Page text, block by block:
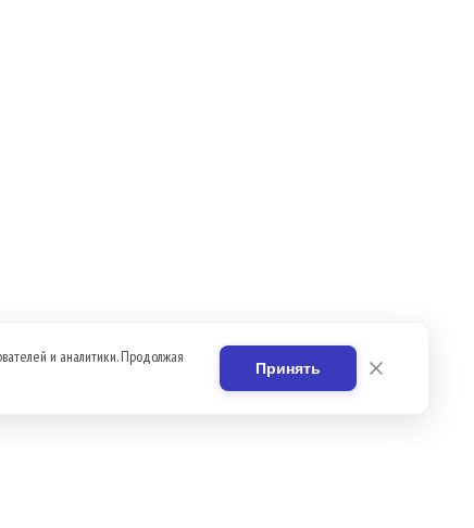
и аналитики. Продолжая
Принять